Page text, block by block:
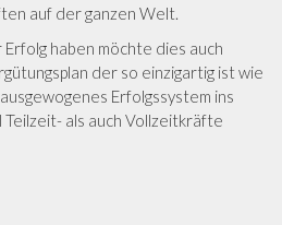
auf der ganzen Welt.
haben möchte dies auch
der so einzigartig ist wie
Erfolgssystem ins
als auch Vollzeitkräfte